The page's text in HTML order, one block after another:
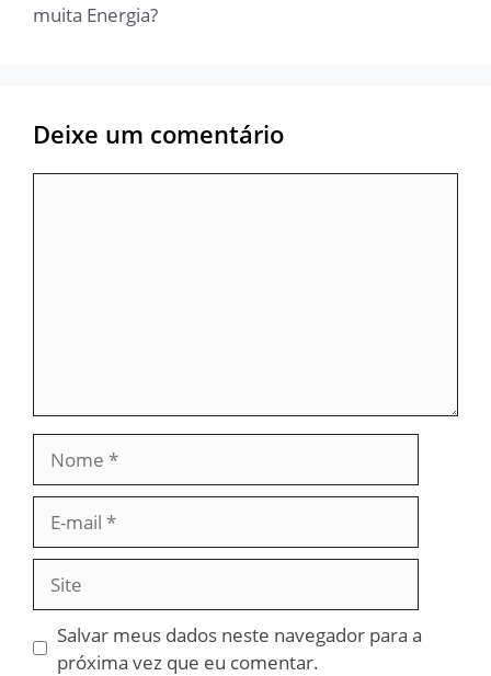
muita Energia?
Deixe um comentário
mail
Site
Salvar meus dados neste navegador para a
próxima vez que eu comentar.